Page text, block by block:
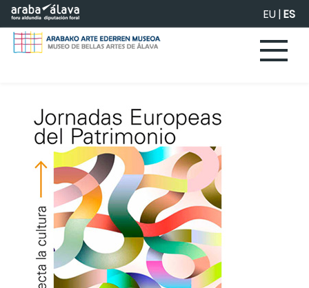
Saltar al contenido principal EU|ES